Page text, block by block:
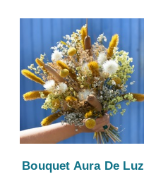
Bouquet Aura De Luz